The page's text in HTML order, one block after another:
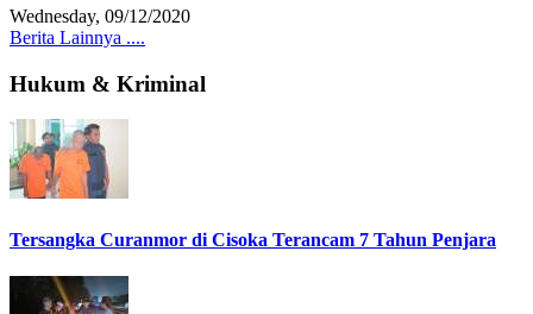
Wednesday, 09/12/2020
Berita Lainnya ....
Hukum & Kriminal
Tersangka Curanmor di Cisoka Terancam 7 Tahun Penjara